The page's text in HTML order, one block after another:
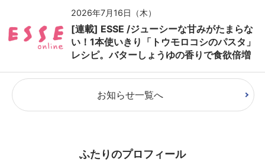
2026年7月16日（木）
[連載] ESSE /ジューシーな甘みがたまらな
い！1本使いきり「トウモロコシのパスタ」
レシピ。バターしょうゆの香りで食欲倍増
お知らせ一覧へ
ふたりのプロフィール